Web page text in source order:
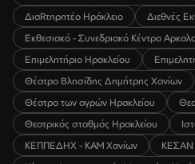
ΔιαRτηρητέο Ηράκλειο
Διεθνές
Εκθεσιακό - Συνεδριακό Κέντρο
Επιμελητήριο Ηρακλείου
Θέατρο Βλησίδης Δημήτρης Χανίων
Θέατρο των αγρών Ηρακλείου
Θεατρικός σταθμός Ηρακλείου
ΚΕΠΠΕΔΗΧ - ΚΑΜ Χανίων
ΚΕΣΑΝ